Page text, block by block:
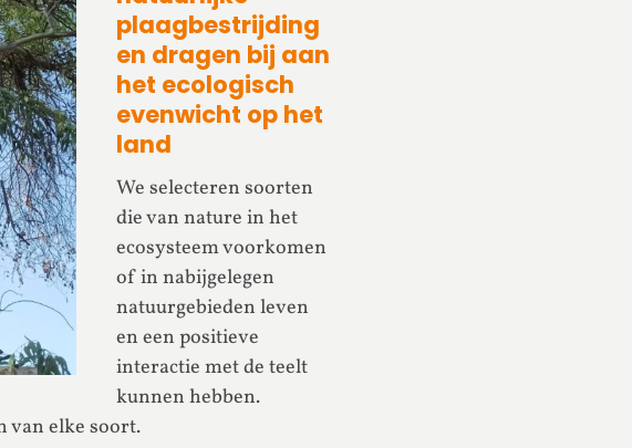
plaagbestrijding
en dragen bij aan
het ecologisch
evenwicht op het
land
We selecteren soorten
die van nature in het
ecosysteem voorkomen
of in nabijgelegen
natuurgebieden leven
en een positieve
interactie met de teelt
kunnen hebben.
van elke soort.